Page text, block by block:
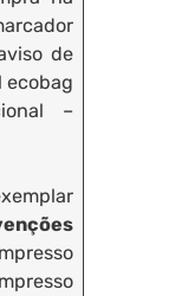
de
ecobag
–